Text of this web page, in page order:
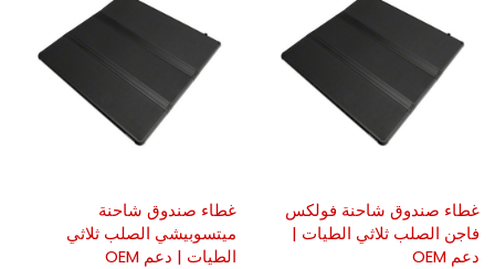
غطاء صندوق شاحنة فولكس
فاجن الصلب ثلاثي الطيات |
دعم OEM
غطاء صندوق شاحنة
ميتسوبيشي الصلب ثلاثي
الطيات | دعم OEM